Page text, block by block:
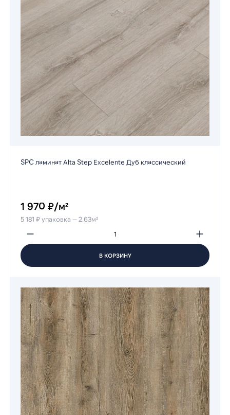
SPC ламинат Alta Step Excelente Дуб классический
1 970 ₽/м²
5 181 ₽ упаковка — 2.63м²
В КОРЗИНУ